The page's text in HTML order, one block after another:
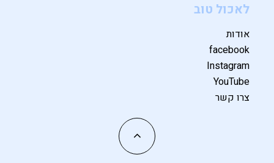
לאכול טוב
אודות
facebook
Instagram
YouTube
צרו קשר